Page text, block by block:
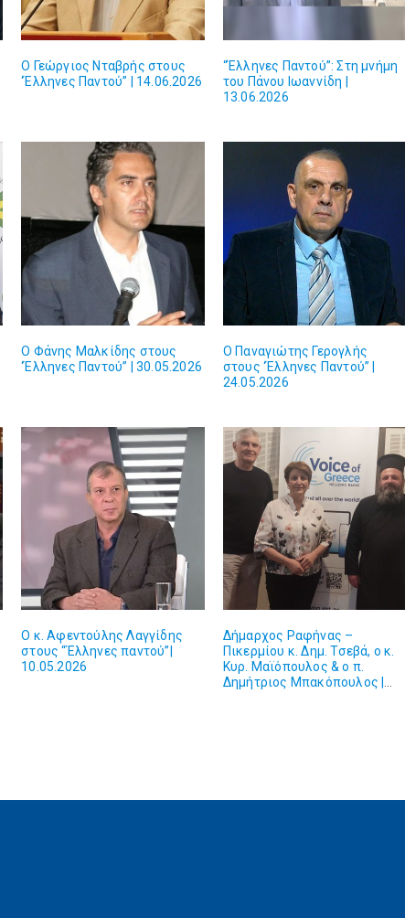
Ο Γεώργιος Νταβρής στους
‘Έλληνες Παντού” | 14.06.2026
“Έλληνες Παντού”: Στη μνήμη
του Πάνου Ιωαννίδη |
13.06.2026
Ο Φάνης Μαλκίδης στους
‘Έλληνες Παντού” | 30.05.2026
Ο Παναγιώτης Γερογλής
στους ‘Έλληνες Παντού” |
24.05.2026
Ο κ. Αφεντούλης Λαγγίδης
στους “Έλληνες παντού”|
10.05.2026
Δήμαρχος Ραφήνας –
Πικερμίου κ. Δημ. Τσεβά, ο κ.
Κυρ. Μαϊόπουλος & ο π.
Δημήτριος Μπακόπουλος |